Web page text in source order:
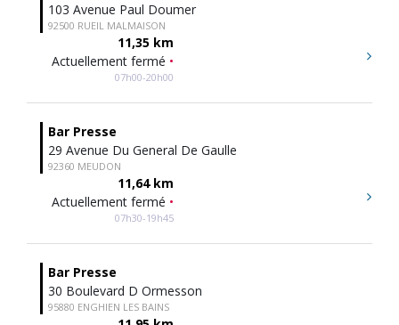
103 Avenue Paul Doumer
92500 RUEIL MALMAISON
11,35 km
Actuellement fermé •
07h00-20h00
Bar Presse
29 Avenue Du General De Gaulle
92360 MEUDON
11,64 km
Actuellement fermé •
07h30-19h45
Bar Presse
30 Boulevard D Ormesson
95880 ENGHIEN LES BAINS